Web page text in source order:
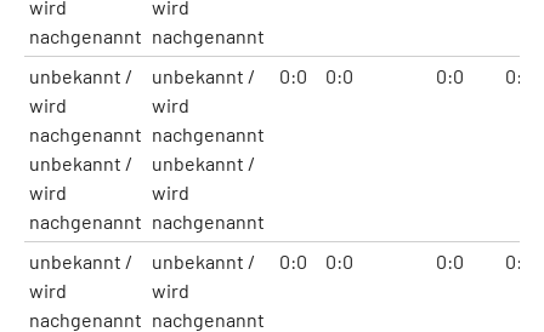
wird
nachgenannt
wird
nachgenannt
unbekannt /
wird
nachgenannt
unbekannt /
wird
nachgenannt
unbekannt /
wird
nachgenannt
unbekannt /
wird
nachgenannt
0:0 0:0 0:0 0:0
unbekannt /
wird
nachgenannt
unbekannt /
wird
nachgenannt
0:0 0:0 0:0 0:0